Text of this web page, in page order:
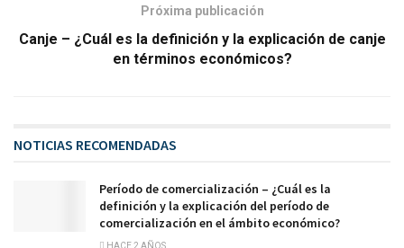
Próxima publicación
Canje – ¿Cuál es la definición y la explicación de canje
en términos económicos?
NOTICIAS RECOMENDADAS
Período de comercialización – ¿Cuál es la
definición y la explicación del período de
comercialización en el ámbito económico?
HACE 2 AÑOS